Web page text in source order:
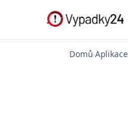
Domů›Aplikace